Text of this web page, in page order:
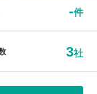
電話する
-件
3社